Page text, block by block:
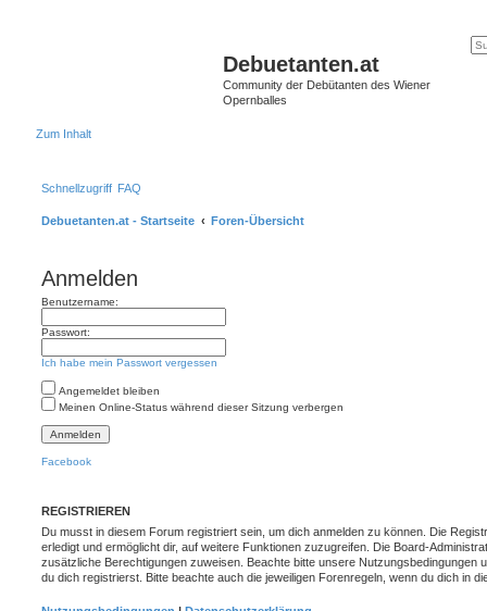
Debuetanten.at
Community der Debütanten des Wiener
Opernballes
Zum Inhalt
Schnellzugriff FAQ
Debuetanten.at - Startseite Foren-Übersicht
Anmelden
Benutzername:
Passwort:
Ich habe mein Passwort vergessen
Angemeldet bleiben
Meinen Online-Status während dieser Sitzung verbergen
Facebook
REGISTRIEREN
Du musst in diesem Forum registriert sein, um dich anmelden zu können. Die
erledigt und ermöglicht dir, auf weitere Funktionen zuzugreifen. Die Board-
zusätzliche Berechtigungen zuweisen. Beachte bitte unsere Nutzungsbedingungen
du dich registrierst. Bitte beachte auch die jeweiligen Forenregeln, wenn du dich in